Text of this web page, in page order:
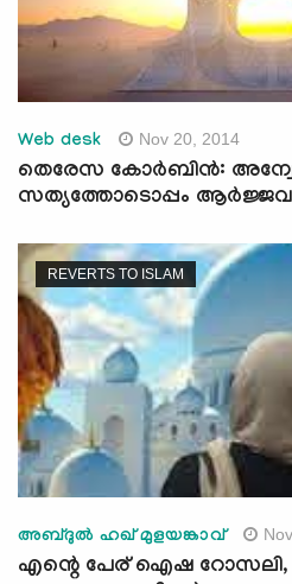
Web desk Nov 20, 2014
തെരേസ കോര്‍ബിന്‍:
സത്യത്തോടൊപ്പം
REVERTS TO ISLAM
അബ്ദുല്‍ ഹഖ് മുളയങ്കാവ്
എന്റെ പേര് ഐഷ